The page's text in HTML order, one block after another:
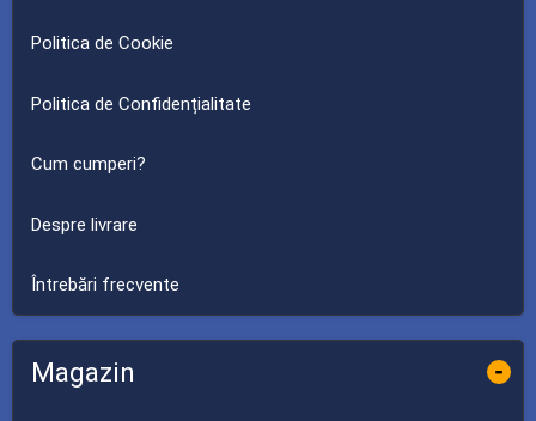
Politica de Cookie
Politica de Confidențialitate
Cum cumperi?
Despre livrare
Întrebări frecvente
Magazin -